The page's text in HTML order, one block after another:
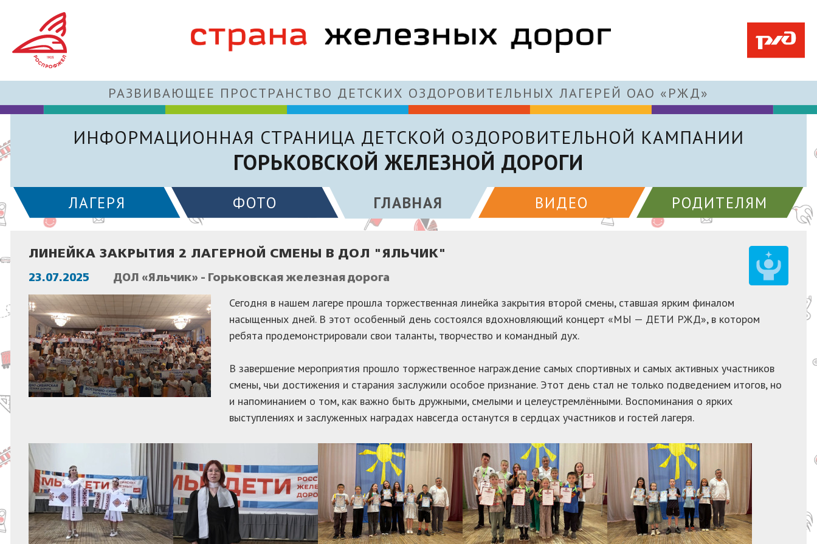
РАЗВИВАЮЩЕЕ ПРОСТРАНСТВО ДЕТСКИХ ОЗДОРОВИТЕЛЬНЫХ ЛАГЕРЕЙ ОАО «РЖД»
ИНФОРМАЦИОННАЯ СТРАНИЦА ДЕТСКОЙ ОЗДОРОВИТЕЛЬНОЙ КАМПАНИИ
ГОРЬКОВСКОЙ ЖЕЛЕЗНОЙ ДОРОГИ
ЛАГЕРЯ ФОТО ГЛАВНАЯ ВИДЕО РОДИТЕЛЯМ
ЛИНЕЙКА ЗАКРЫТИЯ 2 ЛАГЕРНОЙ СМЕНЫ В ДОЛ "ЯЛЬЧИК"
23.07.2025 ДОЛ «Яльчик» - Горьковская железная дорога
Сегодня в нашем лагере прошла торжественная линейка закрытия второй смены, ставшая ярким финалом
насыщенных дней. В этот особенный день состоялся вдохновляющий концерт «МЫ — ДЕТИ РЖД», в котором
ребята продемонстрировали свои таланты, творчество и командный дух.
В завершение мероприятия прошло торжественное награждение самых спортивных и самых активных участников
смены, чьи достижения и старания заслужили особое признание. Этот день стал не только подведением итогов, но
и напоминанием о том, как важно быть дружными, смелыми и целеустремлёнными. Воспоминания о ярких
выступлениях и заслуженных наградах навсегда останутся в сердцах участников и гостей лагеря.